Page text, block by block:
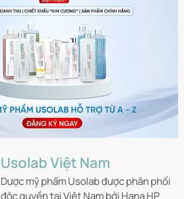
Usolab Việt Nam
Dược mỹ phẩm Usolab được phân phối
độc quyền tại Việt Nam bởi Hana HP